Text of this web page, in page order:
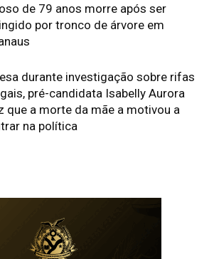
de 79 anos morre após ser
por tronco de árvore em
durante investigação sobre rifas
pré-candidata Isabelly Aurora
que a morte da mãe a motivou a
na política